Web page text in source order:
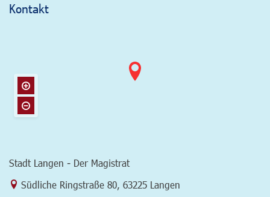
Kontakt
Stadt Langen - Der Magistrat
Link zur Google-Maps Navigation
Südliche Ringstraße 80 63225 Langen